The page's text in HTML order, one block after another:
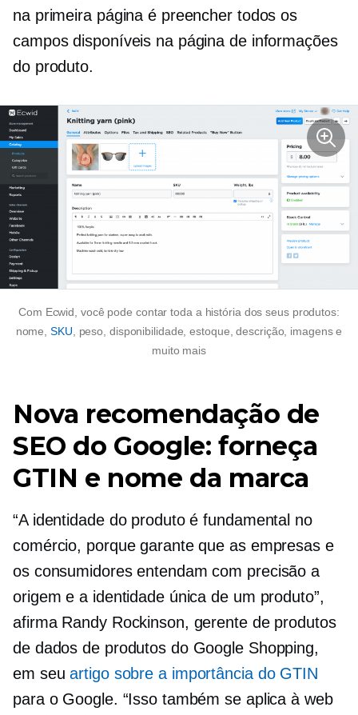
na primeira página é preencher todos os
campos disponíveis na página de informações
do produto.
Com Ecwid, você pode contar toda a história dos seus produtos:
nome,SKU, peso, disponibilidade, estoque, descrição, imagens e
muito mais
Nova recomendação de
SEO do Google: forneça
GTIN e nome da marca
“A identidade do produto é fundamental no
comércio, porque garante que as empresas e
os consumidores entendam com precisão a
origem e a identidade única de um produto”,
afirma Randy Rockinson, gerente de produtos
de dados de produtos do Google Shopping,
em seuartigo sobre a importância do GTIN
para o Google. “Isso também se aplica à web